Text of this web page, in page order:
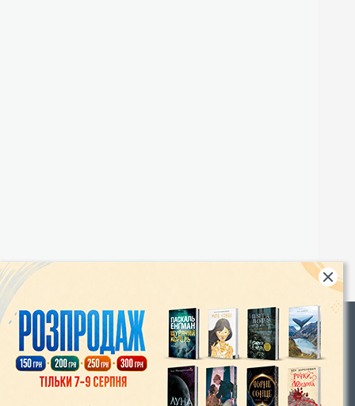
|
Інтернет-магазин «Видавництво Богдан»:
46018, м. Тернопіль, А/С 529